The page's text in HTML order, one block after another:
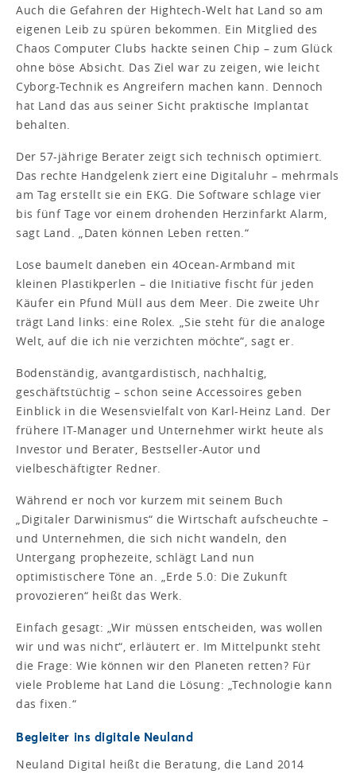
Auch die Gefahren der Hightech-Welt hat Land so am
eigenen Leib zu spüren bekommen. Ein Mitglied des
Chaos Computer Clubs hackte seinen Chip – zum Glück
ohne böse Absicht. Das Ziel war zu zeigen, wie leicht
Cyborg-Technik es Angreifern machen kann. Dennoch
hat Land das aus seiner Sicht praktische Implantat
behalten.
Der 57-jährige Berater zeigt sich technisch optimiert.
Das rechte Handgelenk ziert eine Digitaluhr – mehrmals
am Tag erstellt sie ein EKG. Die Software schlage vier
bis fünf Tage vor einem drohenden Herzinfarkt Alarm,
sagt Land. „Daten können Leben retten.“
Lose baumelt daneben ein 4Ocean-Armband mit
kleinen Plastikperlen – die Initiative fischt für jeden
Käufer ein Pfund Müll aus dem Meer. Die zweite Uhr
trägt Land links: eine Rolex. „Sie steht für die analoge
Welt, auf die ich nie verzichten möchte“, sagt er.
Bodenständig, avantgardistisch, nachhaltig,
geschäftstüchtig – schon seine Accessoires geben
Einblick in die Wesensvielfalt von Karl-Heinz Land. Der
frühere IT-Manager und Unternehmer wirkt heute als
Investor und Berater, Bestseller-Autor und
vielbeschäftigter Redner.
Während er noch vor kurzem mit seinem Buch
„Digitaler Darwinismus“ die Wirtschaft aufscheuchte –
und Unternehmen, die sich nicht wandeln, den
Untergang prophezeite, schlägt Land nun
optimistischere Töne an. „Erde 5.0: Die Zukunft
provozieren“ heißt das Werk.
Einfach gesagt: „Wir müssen entscheiden, was wollen
wir und was nicht“, erläutert er. Im Mittelpunkt steht
die Frage: Wie können wir den Planeten retten? Für
viele Probleme hat Land die Lösung: „Technologie kann
das fixen.“
Begleiter ins digitale Neuland
Neuland Digital heißt die Beratung, die Land 2014